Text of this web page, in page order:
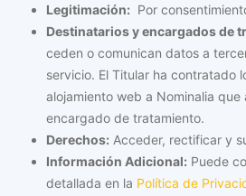
Legitimación: Por
Destinatarios y encargados de
ceden o comunican datos a
servicio. El Titular ha contratado
alojamiento web a Nominalia que
encargado de tratamiento.
Derechos: Acceder, rectificar y
Información Adicional: Puede
detallada en la Política de